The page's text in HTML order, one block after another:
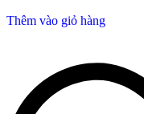
Thêm vào giỏ hàng